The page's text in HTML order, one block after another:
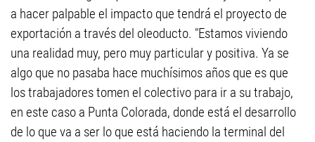
a hacer palpable el impacto que tendrá el proyecto de
exportación a través del oleoducto. "Estamos viviendo
una realidad muy, pero muy particular y positiva. Ya se
algo que no pasaba hace muchísimos años que es que
los trabajadores tomen el colectivo para ir a su trabajo,
en este caso a Punta Colorada, donde está el desarrollo
de lo que va a ser lo que está haciendo la terminal del